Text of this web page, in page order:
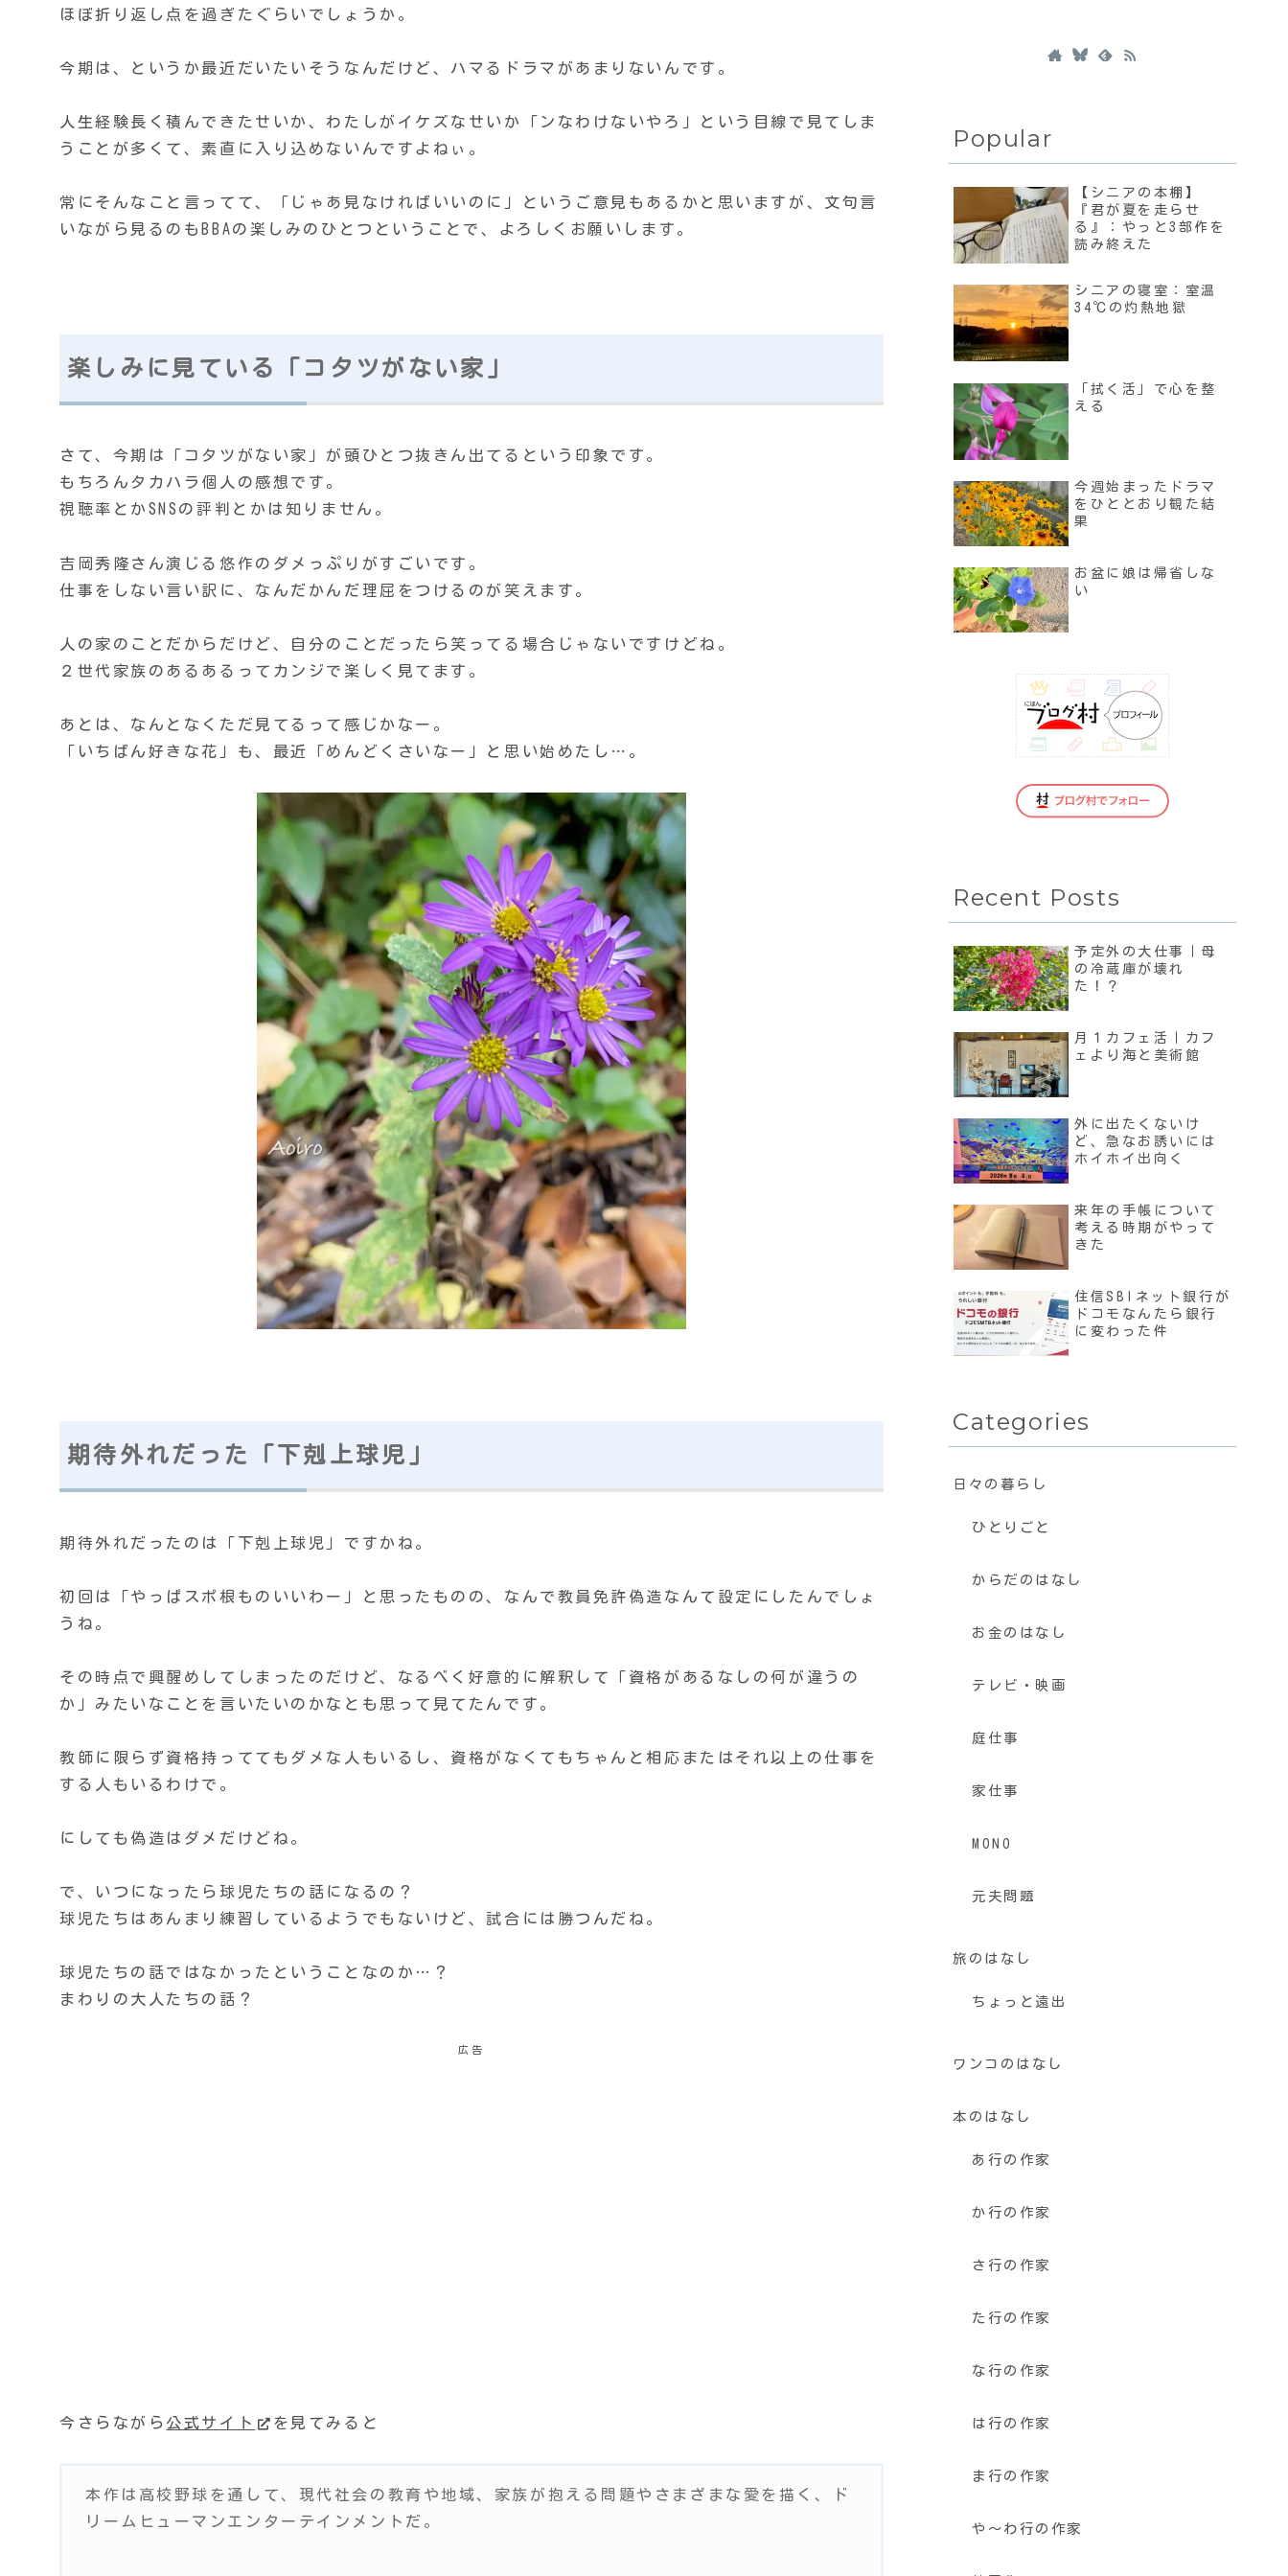
ほぼ折り返し点を過ぎたぐらいでしょうか。
今期は、というか最近だいたいそうなんだけど、ハマるドラマがあまりないんです。
人生経験長く積んできたせいか、わたしがイケズなせいか「ンなわけないやろ」という目線で見てしま
うことが多くて、素直に入り込めないんですよねぃ。
常にそんなこと言ってて、「じゃあ見なければいいのに」というご意見もあるかと思いますが、文句言
いながら見るのもBBAの楽しみのひとつということで、よろしくお願いします。
楽しみに見ている「コタツがない家」
さて、今期は「コタツがない家」が頭ひとつ抜きん出てるという印象です。
もちろんタカハラ個人の感想です。
視聴率とかSNSの評判とかは知りません。
吉岡秀隆さん演じる悠作のダメっぷりがすごいです。
仕事をしない言い訳に、なんだかんだ理屈をつけるのが笑えます。
人の家のことだからだけど、自分のことだったら笑ってる場合じゃないですけどね。
２世代家族のあるあるってカンジで楽しく見てます。
あとは、なんとなくただ見てるって感じかなー。
「いちばん好きな花」も、最近「めんどくさいなー」と思い始めたし…。
期待外れだった「下剋上球児」
期待外れだったのは「下剋上球児」ですかね。
初回は「やっぱスポ根ものいいわー」と思ったものの、なんで教員免許偽造なんて設定にしたんでしょ
うね。
その時点で興醒めしてしまったのだけど、なるべく好意的に解釈して「資格があるなしの何が違うの
か」みたいなことを言いたいのかなとも思って見てたんです。
教師に限らず資格持っててもダメな人もいるし、資格がなくてもちゃんと相応またはそれ以上の仕事を
する人もいるわけで。
にしても偽造はダメだけどね。
で、いつになったら球児たちの話になるの？
球児たちはあんまり練習しているようでもないけど、試合には勝つんだね。
球児たちの話ではなかったということなのか…？
まわりの大人たちの話？
広告
今さらながら 公式サイト を見てみると
本作は高校野球を通して、現代社会の教育や地域、家族が抱える問題やさまざまな愛を描く、ド
リームヒューマンエンターテインメントだ。
Popular
【シニアの本棚】
『君が夏を走らせ
る』：やっと3部作を
読み終えた
シニアの寝室：室温
34℃の灼熱地獄
「拭く活」で心を整
える
今週始まったドラマ
をひととおり観た結
果
お盆に娘は帰省しな
い
Recent Posts
予定外の大仕事｜母
の冷蔵庫が壊れ
た！？
月１カフェ活｜カフ
ェより海と美術館
外に出たくないけ
ど、急なお誘いには
ホイホイ出向く
来年の手帳について
考える時期がやって
きた
住信SBIネット銀行が
ドコモなんたら銀行
に変わった件
Categories
日々の暮らし
ひとりごと
からだのはなし
お金のはなし
テレビ・映画
庭仕事
家仕事
MONO
元夫問題
旅のはなし
ちょっと遠出
ワンコのはなし
本のはなし
あ行の作家
か行の作家
さ行の作家
た行の作家
な行の作家
は行の作家
ま行の作家
や〜わ行の作家